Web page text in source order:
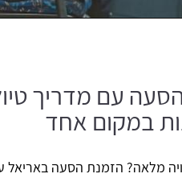
עם מדריך
במקום אחד
מלאה? הזמנת הסעה באריאל